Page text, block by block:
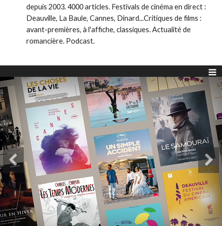
depuis 2003. 4000 articles. Festivals de cinéma en direct :
Deauville, La Baule, Cannes, Dinard...Critiques de films :
avant-premières, à l'affiche, classiques. Actualité de
romancière. Podcast.